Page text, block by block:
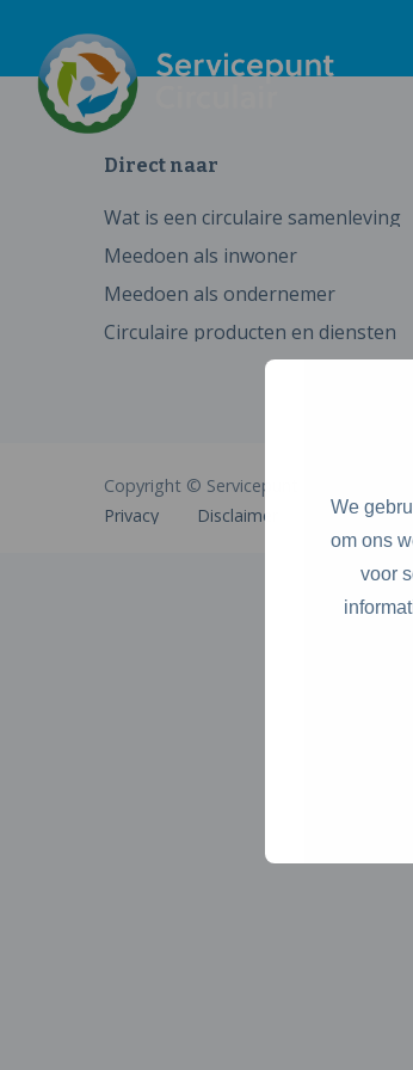
We
om ons
voor
Direct naar
Wat is een circulaire samenleving
Meedoen als inwoner
Meedoen als ondernemer
Circulaire producten en diensten
Copyright © Servicepunt Circulair
Privacy
Disclaimer Cookies